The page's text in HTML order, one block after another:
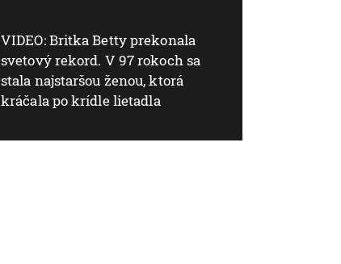
VIDEO: Britka Betty prekonala
svetový rekord. V 97 rokoch sa
stala najstaršou ženou, ktorá
kráčala po krídle lietadla